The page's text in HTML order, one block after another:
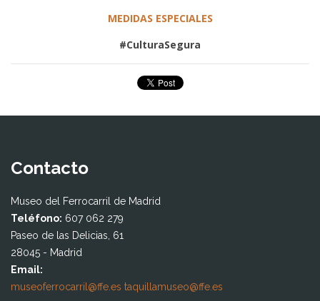
MEDIDAS ESPECIALES
#CulturaSegura
Contacto
Museo del Ferrocarril de Madrid
Teléfono: 607 062 279
Paseo de las Delicias, 61
28045 - Madrid
Email:
museoferrocarril@ffe.es taquillamuseo@ffe.es